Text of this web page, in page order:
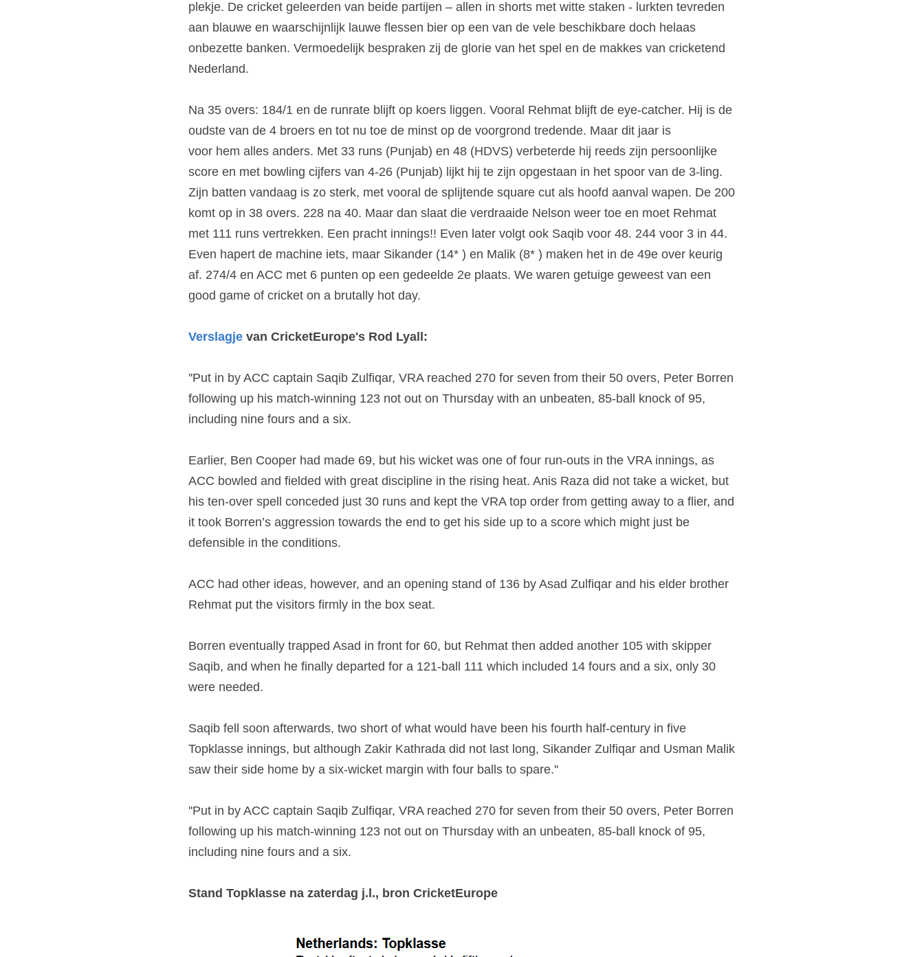
plekje. De cricket geleerden van beide partijen – allen in shorts met witte staken - lurkten tevreden
aan blauwe en waarschijnlijk lauwe flessen bier op een van de vele beschikbare doch helaas
onbezette banken. Vermoedelijk bespraken zij de glorie van het spel en de makkes van cricketend
Nederland.
Na 35 overs: 184/1 en de runrate blijft op koers liggen. Vooral Rehmat blijft de eye-catcher. Hij is de
oudste van de 4 broers en tot nu toe de minst op de voorgrond tredende. Maar dit jaar is
voor hem alles anders. Met 33 runs (Punjab) en 48 (HDVS) verbeterde hij reeds zijn persoonlijke
score en met bowling cijfers van 4-26 (Punjab) lijkt hij te zijn opgestaan in het spoor van de 3-ling.
Zijn batten vandaag is zo sterk, met vooral de splijtende square cut als hoofd aanval wapen. De 200
komt op in 38 overs. 228 na 40. Maar dan slaat die verdraaide Nelson weer toe en moet Rehmat
met 111 runs vertrekken. Een pracht innings!! Even later volgt ook Saqib voor 48. 244 voor 3 in 44.
Even hapert de machine iets, maar Sikander (14* ) en Malik (8* ) maken het in de 49e over keurig
af. 274/4 en ACC met 6 punten op een gedeelde 2e plaats. We waren getuige geweest van een
good game of cricket on a brutally hot day.
Verslagje van CricketEurope's Rod Lyall:
''Put in by ACC captain Saqib Zulfiqar, VRA reached 270 for seven from their 50 overs, Peter Borren
following up his match-winning 123 not out on Thursday with an unbeaten, 85-ball knock of 95,
including nine fours and a six.
Earlier, Ben Cooper had made 69, but his wicket was one of four run-outs in the VRA innings, as
ACC bowled and fielded with great discipline in the rising heat. Anis Raza did not take a wicket, but
his ten-over spell conceded just 30 runs and kept the VRA top order from getting away to a flier, and
it took Borren’s aggression towards the end to get his side up to a score which might just be
defensible in the conditions.
ACC had other ideas, however, and an opening stand of 136 by Asad Zulfiqar and his elder brother
Rehmat put the visitors firmly in the box seat.
Borren eventually trapped Asad in front for 60, but Rehmat then added another 105 with skipper
Saqib, and when he finally departed for a 121-ball 111 which included 14 fours and a six, only 30
were needed.
Saqib fell soon afterwards, two short of what would have been his fourth half-century in five
Topklasse innings, but although Zakir Kathrada did not last long, Sikander Zulfiqar and Usman Malik
saw their side home by a six-wicket margin with four balls to spare.''
''Put in by ACC captain Saqib Zulfiqar, VRA reached 270 for seven from their 50 overs, Peter Borren
following up his match-winning 123 not out on Thursday with an unbeaten, 85-ball knock of 95,
including nine fours and a six.
Stand Topklasse na zaterdag j.l., bron CricketEurope